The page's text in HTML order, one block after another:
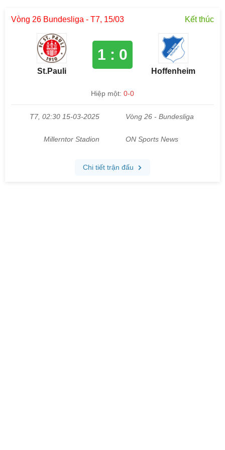
Vòng 26 Bundesliga - T7, 15/03 Kết thúc
St.Pauli
1 : 0
Hoffenheim
Hiệp một: 0-0
T7, 02:30 15-03-2025 Vòng 26 - Bundesliga
Millerntor Stadion ON Sports News
Chi tiết trận đấu